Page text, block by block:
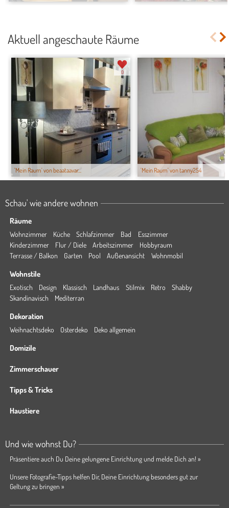
Aktuell angeschaute Räume
'Mein Raum' von beaataavar...
0
'Mein Raum' von tanny254
Schau' wie andere wohnen
Räume
Wohnzimmer Küche Schlafzimmer Bad
Esszimmer
Kinderzimmer
Flur / Diele Arbeitszimmer
Hobbyraum
Terrasse / Balkon
Garten Pool Außenansicht Wohnmobil
Wohnstile
Exotisch Design Klassisch Landhaus Stilmix Retro
Shabby
Skandinavisch
Mediterran
Dekoration
Weihnachtsdeko Osterdeko Deko allgemein
Domizile
Zimmerschauer
Tipps & Tricks
Haustiere
Und wie wohnst Du?
Präsentiere auch Du Deine gelungene Einrichtung und melde Dich an! »
Unsere Fotografie-Tipps helfen Dir, Deine Einrichtung besonders gut zur
Geltung zu bringen »